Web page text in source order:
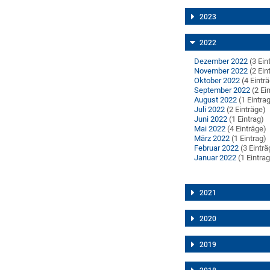
2023
2022
Dezember 2022 (3
November 2022 (2
Oktober 2022 (4
September 2022 (2
August 2022 (1
Juli 2022 (2 Einträge)
Juni 2022 (1 Eintrag)
Mai 2022 (4 Einträge)
März 2022 (1 Eintrag)
Februar 2022 (3
Januar 2022 (1
2021
2020
2019